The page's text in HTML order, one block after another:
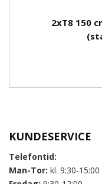
2xT8 150
KUNDESERVICE
Telefontid:
Man-Tor: kl. 9:30-15:00